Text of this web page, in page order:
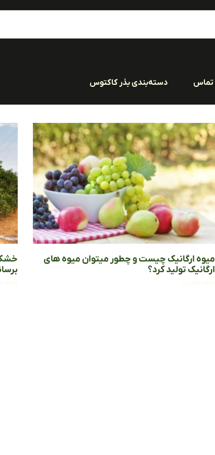
تماس دسته‌بندی بذر کاکتوس
میوه ارگانیک چیست و چطور میتوان میوه های
ارگانیک تولید کرد؟
ادامه مطلب » ادامه